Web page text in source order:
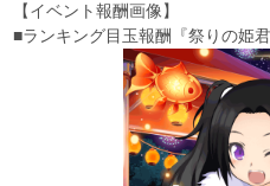
【イベント報酬画像】
■ランキング目玉報酬『祭りの姫